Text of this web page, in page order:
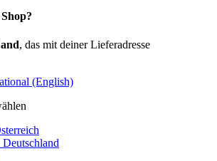
, das mit deiner Lieferadresse
(English)
Deutschland